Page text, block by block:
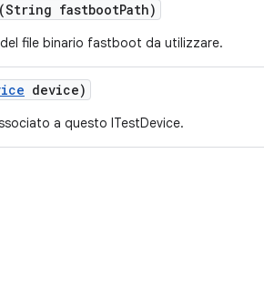
(String fastbootPath)
file binario fastboot da utilizzare.
device)
a questo ITestDevice.